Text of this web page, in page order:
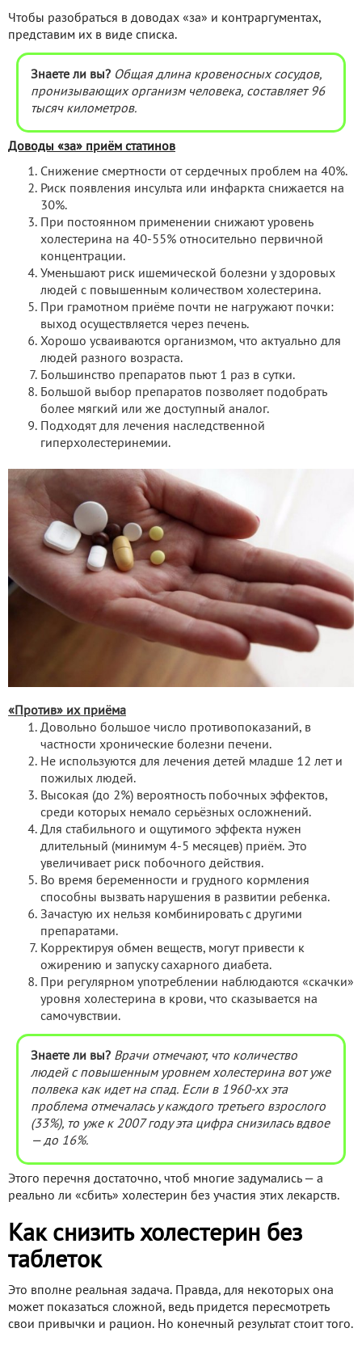
Чтобы разобраться в доводах «за» и контраргументах,
представим их в виде списка.
Знаете ли вы? Общая длина кровеносных сосудов,
пронизывающих организм человека, составляет 96
тысяч километров.
Доводы «за» приём статинов
Снижение смертности от сердечных проблем на 40%.
Риск появления инсульта или инфаркта снижается на
30%.
При постоянном применении снижают уровень
холестерина на 40-55% относительно первичной
концентрации.
Уменьшают риск ишемической болезни у здоровых
людей с повышенным количеством холестерина.
При грамотном приёме почти не нагружают почки:
выход осуществляется через печень.
Хорошо усваиваются организмом, что актуально для
людей разного возраста.
Большинство препаратов пьют 1 раз в сутки.
Большой выбор препаратов позволяет подобрать
более мягкий или же доступный аналог.
Подходят для лечения наследственной
гиперхолестеринемии.
«Против» их приёма
Довольно большое число противопоказаний, в
частности хронические болезни печени.
Не используются для лечения детей младше 12 лет и
пожилых людей.
Высокая (до 2%) вероятность побочных эффектов,
среди которых немало серьёзных осложнений.
Для стабильного и ощутимого эффекта нужен
длительный (минимум 4-5 месяцев) приём. Это
увеличивает риск побочного действия.
Во время беременности и грудного кормления
способны вызвать нарушения в развитии ребенка.
Зачастую их нельзя комбинировать с другими
препаратами.
Корректируя обмен веществ, могут привести к
ожирению и запуску сахарного диабета.
При регулярном употреблении наблюдаются «скачки»
уровня холестерина в крови, что сказывается на
самочувствии.
Знаете ли вы? Врачи отмечают, что количество
людей с повышенным уровнем холестерина вот уже
полвека как идет на спад. Если в 1960-хх эта
проблема отмечалась у каждого третьего взрослого
(33%), то уже к 2007 году эта цифра снизилась вдвое
— до 16%.
Этого перечня достаточно, чтоб многие задумались — а
реально ли «сбить» холестерин без участия этих лекарств.
Как снизить холестерин без
таблеток
Это вполне реальная задача. Правда, для некоторых она
может показаться сложной, ведь придется пересмотреть
свои привычки и рацион. Но конечный результат стоит того.